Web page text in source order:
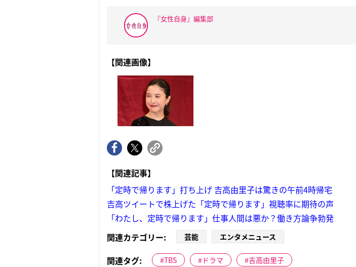
『女性自身』編集部
【関連画像】
【関連記事】
「定時で帰ります」打ち上げ 吉高由里子は驚きの午前4時帰宅
吉高ツイートで株上げた「定時で帰ります」視聴率に期待の声
「わたし、定時で帰ります」仕事人間は悪か？働き方論争勃発
関連カテゴリー:
芸能 エンタメニュース
関連タグ: TBS ドラマ 吉高由里子